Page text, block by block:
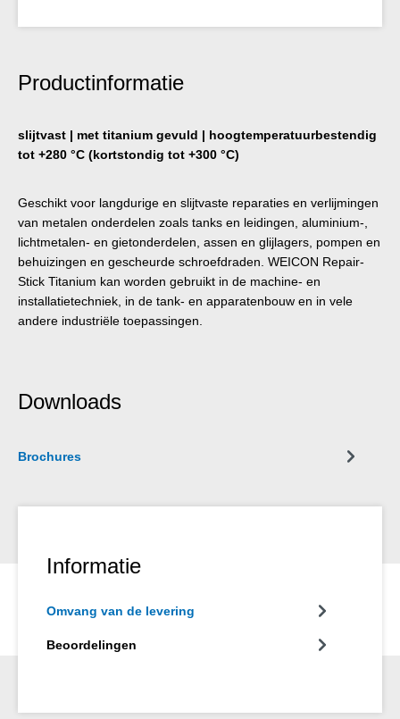
Productinformatie
slijtvast | met titanium gevuld | hoogtemperatuurbestendig
tot +280 °C (kortstondig tot +300 °C)
Geschikt voor langdurige en slijtvaste reparaties en verlijmingen
van metalen onderdelen zoals tanks en leidingen, aluminium-,
lichtmetalen- en gietonderdelen, assen en glijlagers, pompen en
behuizingen en gescheurde schroefdraden. WEICON Repair-
Stick Titanium kan worden gebruikt in de machine- en
installatietechniek, in de tank- en apparatenbouw en in vele
andere industriële toepassingen.
Downloads
Brochures
Informatie
Omvang van de levering
Beoordelingen